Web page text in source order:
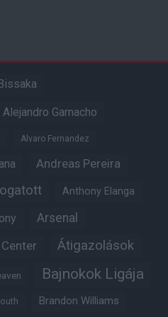
Alejandro Garnacho
Alvaro Fernandez
Andreas Pereira
Anthony Elanga
Arsenal
Átigazolások
Bajnokok Ligája
Brandon Williams